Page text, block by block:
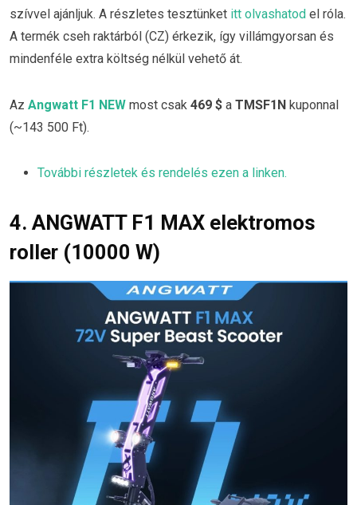
szívvel ajánljuk. A részletes tesztünket itt olvashatod el róla.
A termék cseh raktárból (CZ) érkezik, így villámgyorsan és
mindenféle extra költség nélkül vehető át.
Az Angwatt F1 NEW most csak 469 $ a TMSF1N kuponnal
(~143 500 Ft).
További részletek és rendelés ezen a linken.
4. ANGWATT F1 MAX elektromos
roller (10000 W)